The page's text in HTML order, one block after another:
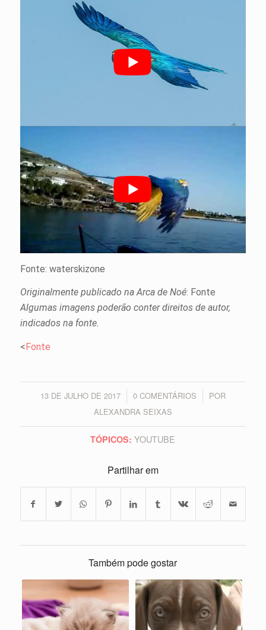
Fonte: waterskizone
Originalmente publicado na Arca de Noé: Fonte
Algumas imagens poderão conter direitos de autor,
indicados na fonte.
<Fonte
13 DE JULHO DE 2017
/ 0 COMENTÁRIOS
/
POR
ALEXANDRA SEIXAS
TÓPICOS: YOUTUBE
Partilhar em
Também pode gostar